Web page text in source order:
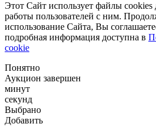
Этот Сайт использует файлы cookies
работы пользователей с ним.
использование Сайта, Вы
подробная информация доступна в
cookie
Понятно
Аукцион завершен
минут
секунд
Выбрано
Добавить